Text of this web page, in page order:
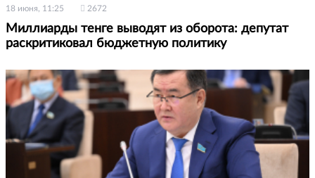
18 июня, 11:25 2672
Миллиарды тенге выводят из оборота: депутат
раскритиковал бюджетную политику